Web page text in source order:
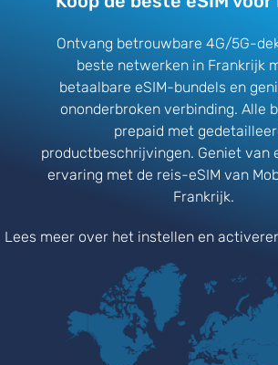
Ontvang betrouwbare 4G/5G-
beste netwerken in Frankrijk
betaalbare eSIM-bundels en
ononderbroken verbinding. Alle
prepaid met
productbeschrijvingen. Geniet van
ervaring met de reis-eSIM van
Frankrijk.
Lees meer over het instellen en